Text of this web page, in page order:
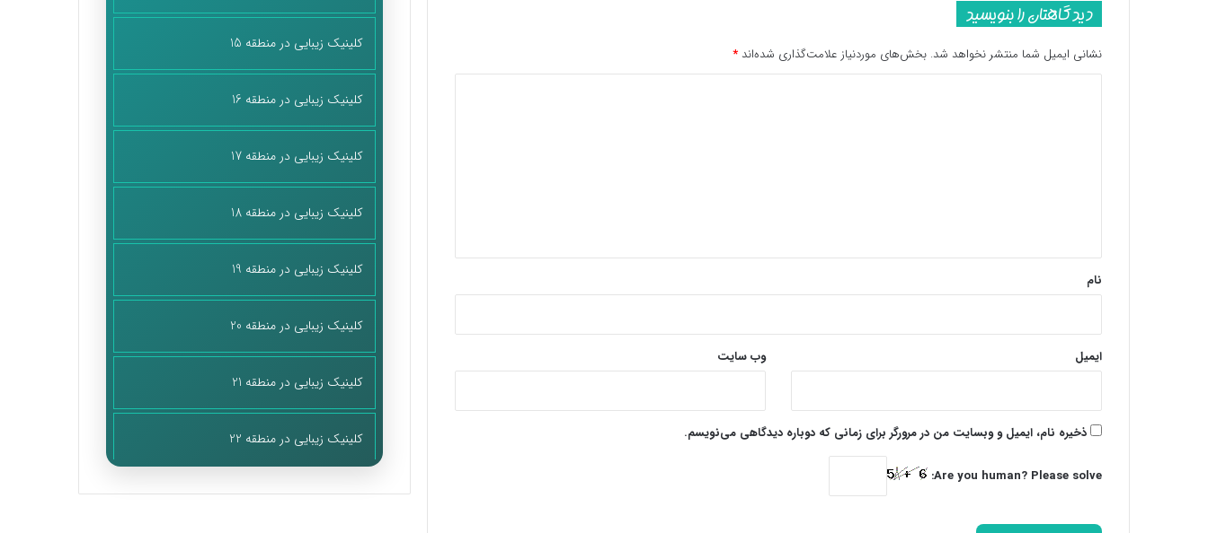
دیدگاهتان را بنویسید
نشانی ایمیل شما منتشر نخواهد شد. بخش‌های موردنیاز علامت‌گذاری شده‌اند *
نام
ایمیل وب‌ سایت
ذخیره نام، ایمیل و وبسایت من در مرورگر برای زمانی که دوباره دیدگاهی می‌نویسم.
Are you human? Please solve:
کلینیک زیبایی در منطقه 15
کلینیک زیبایی در منطقه 16
کلینیک زیبایی در منطقه 17
کلینیک زیبایی در منطقه 18
کلینیک زیبایی در منطقه 19
کلینیک زیبایی در منطقه 20
کلینیک زیبایی در منطقه 21
کلینیک زیبایی در منطقه 22